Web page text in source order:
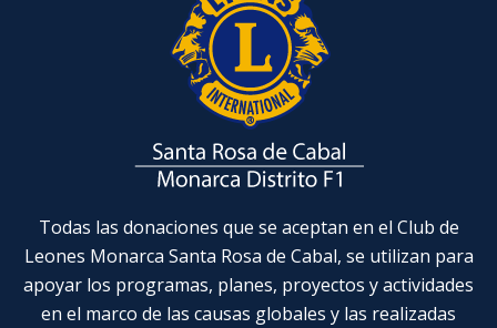
Todas las donaciones que se aceptan en el Club de
Leones Monarca Santa Rosa de Cabal, se utilizan para
apoyar los programas, planes, proyectos y actividades
en el marco de las causas globales y las realizadas